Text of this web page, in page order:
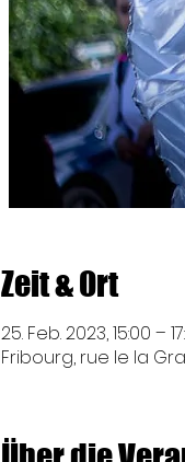
Zeit & Ort
25. Feb. 2023, 15:00 –
Fribourg, rue le la